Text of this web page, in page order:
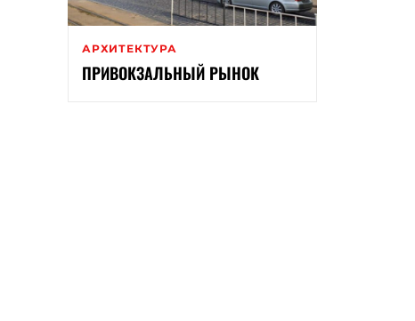
АРХИТЕКТУРА
ПРИВОКЗАЛЬНЫЙ РЫНОК